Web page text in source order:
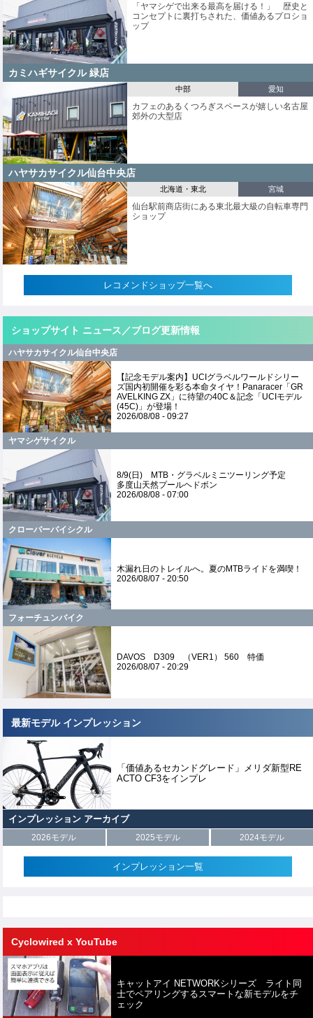
「ヤマシゲで出来る最高を届ける！」 歴史と
コンセプトに裏打ちされた、価値あるプロショ
ップ
カミハギサイクル 緑店
中部 愛知
カフェのあるくつろぎスペースが嬉しい名古屋
郊外の大型店
ハヤサカサイクル仙台中央店
北海道・東北 宮城
仙台駅前商店街にある東北最大級の自転車専門
ショップ
レコメンドショップ一覧へ
ショップサイト ニュース／ブログ更新情報
ハヤサカサイクル仙台中央店
【記念モデル案内】UCIグラベルワールドシリー
ズ国内初開催を彩る本命タイヤ！Panaracer「GR
AVELKING ZX」に待望の40C＆記念「UCIモデル
(45C)」が登場！
2026/08/08 - 09:27
ヤマシゲサイクル
8/9(日) MTB・グラベルミニツーリング予定
多度山天然プールヘドボン
2026/08/08 - 07:00
クローバーバイシクル
木漏れ日のトレイルへ。夏のMTBライドを満喫！
2026/08/07 - 20:50
フォーチュンバイク
DAVOS D309 （VER1） 560 特価
2026/08/07 - 20:29
最新モデル インプレッション
「価値あるセカンドグレード」メリダ新型RE
ACTO CF3をインプレ
インプレッション アーカイブ
2026モデル 2025モデル 2024モデル
インプレッション一覧
Cyclowired x YouTube
キャットアイ NETWORKシリーズ ライト同
士でペアリングするスマートな新モデルをチ
ェック